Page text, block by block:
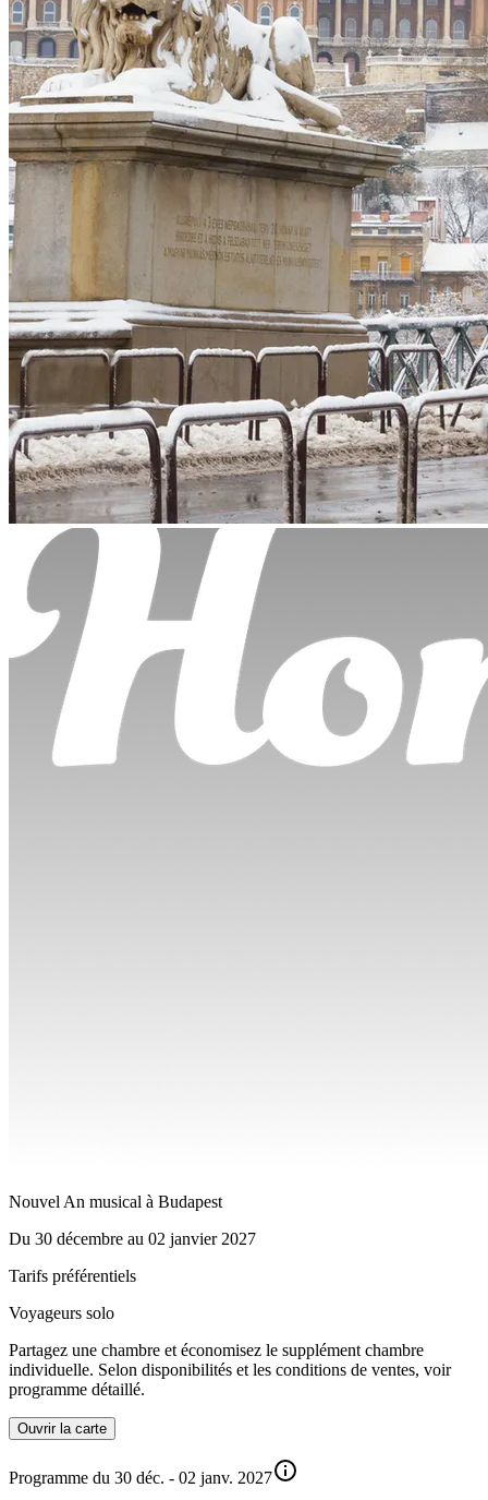
Nouvel An musical à Budapest
Du 30 décembre au 02 janvier 2027
Tarifs préférentiels
Voyageurs solo
Partagez une chambre et économisez le supplément chambre
individuelle. Selon disponibilités et les conditions de ventes, voir
programme détaillé.
Ouvrir la carte
Programme du 30 déc. - 02 janv. 2027